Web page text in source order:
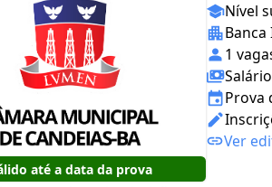
até a data da prova
Nível
1
Prova
Ver